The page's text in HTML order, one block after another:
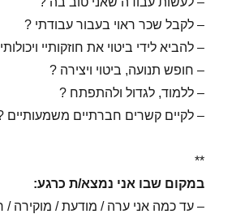
– לקבל שכר ראוי בעבור עבודתי ?
– להביא לידי ביטוי את חוזקותיי
– חופש תנועה, ביטוי ויצירה ?
– ללמוד, לגדול ולהתפתח ?
– לקיים קשרים חברתיים משמעותיים
**
במקום שבו אני נמצא/ת כרגע:
– עד כמה אני ערה / מודעת / מוקירה /